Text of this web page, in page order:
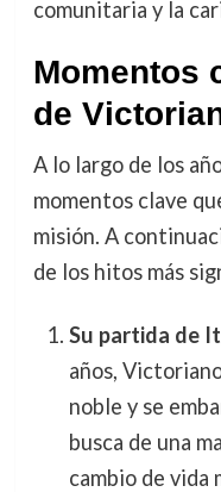
comunitaria y la
Momentos
de
A lo largo de los
momentos clave
misión. A
de los hitos más
Su partida de
años,
noble y se
busca de una
cambio de vida